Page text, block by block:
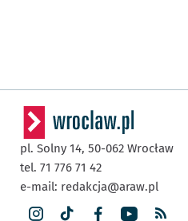
pl. Solny 14, 50-062 Wrocław
tel. 71 776 71 42
e-mail: redakcja@araw.pl